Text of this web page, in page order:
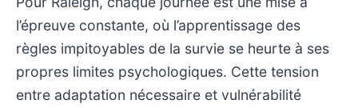
l’épreuve constante, où l’apprentissage des
règles impitoyables de la survie se heurte à ses
propres limites psychologiques. Cette tension
entre adaptation nécessaire et vulnérabilité